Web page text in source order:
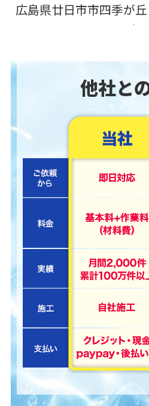
広島県廿日市市四季が
他社と